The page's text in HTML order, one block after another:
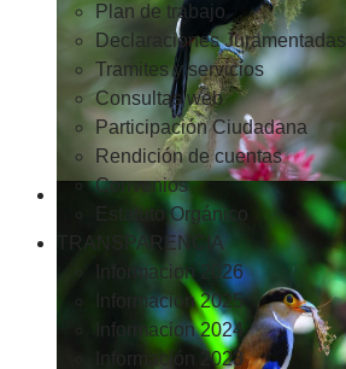
Plan de trabajo
Declaraciones Juramentadas
Tramites y servicios
Consultas web
Participación Ciudadana
Rendición de cuentas
Convenios
Estatuto Orgánico
TRANSPARENCIA
Informacion 2026
Informacion 2025
Informacion 2024
Información 2023